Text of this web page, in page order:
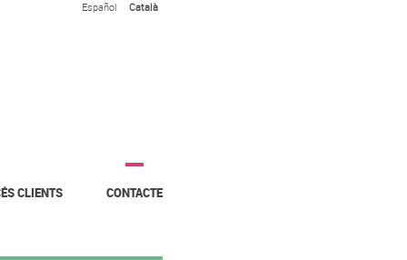
Español Català
CLIENTS CONTACTE